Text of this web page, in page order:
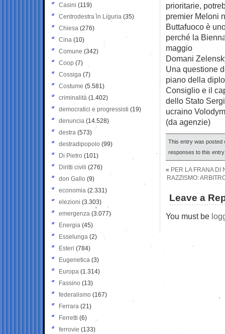
prioritarie,
premier Meloni
Buttafuoco è
perché la
maggio
Domani
Una questione
piano della
Consiglio e il
dello Stato
ucraino
(da agenzie)
This entry was posted
responses to this
« PER LA FRANA DI
RAZZISMO:
Leave a
You must be
Casini (119)
Centrodestra in Liguria (35)
Chiesa (276)
Cina (10)
Comune (342)
Coop (7)
Cossiga (7)
Costume (5.581)
criminalità (1.402)
democratici e progressisti (19)
denuncia (14.528)
destra (573)
destradipopolo (99)
Di Pietro (101)
Diritti civili (276)
don Gallo (9)
economia (2.331)
elezioni (3.303)
emergenza (3.077)
Energia (45)
Esselunga (2)
Esteri (784)
Eugenetica (3)
Europa (1.314)
Fassino (13)
federalismo (167)
Ferrara (21)
Ferretti (6)
ferrovie (133)